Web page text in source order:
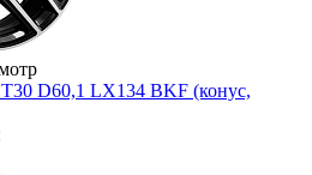
D60,1 LX134 BKF (конус,